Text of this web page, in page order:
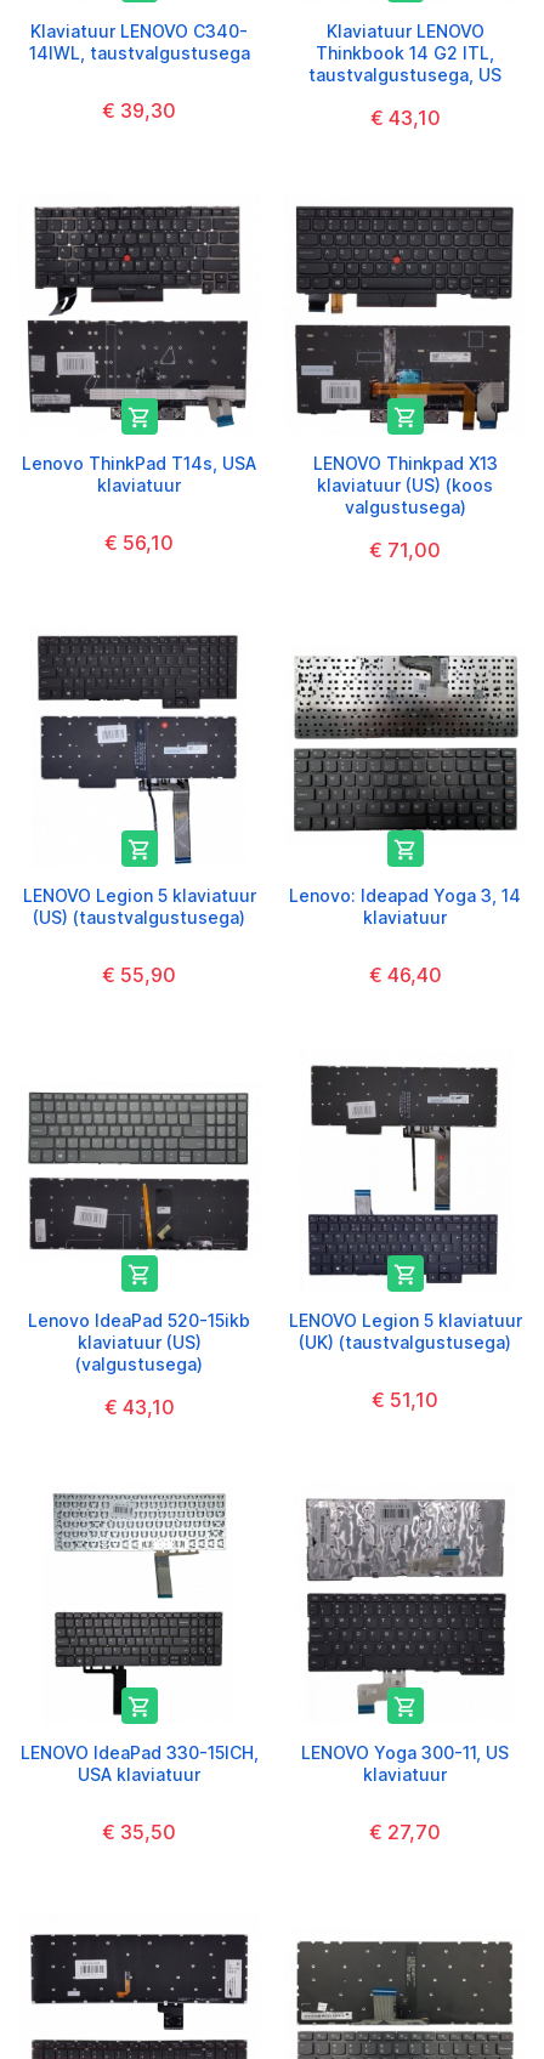
Klaviatuur LENOVO C340-
14IWL, taustvalgustusega
€ 39,30
Klaviatuur LENOVO
Thinkbook 14 G2 ITL,
taustvalgustusega, US
€ 43,10

Lenovo ThinkPad T14s, USA
klaviatuur
€ 56,10

LENOVO Thinkpad X13
klaviatuur (US) (koos
valgustusega)
€ 71,00

LENOVO Legion 5 klaviatuur
(US) (taustvalgustusega)
€ 55,90

Lenovo: Ideapad Yoga 3, 14
klaviatuur
€ 46,40

Lenovo IdeaPad 520-15ikb
klaviatuur (US)
(valgustusega)
€ 43,10

LENOVO Legion 5 klaviatuur
(UK) (taustvalgustusega)
€ 51,10

LENOVO IdeaPad 330-15ICH,
USA klaviatuur
€ 35,50

LENOVO Yoga 300-11, US
klaviatuur
€ 27,70